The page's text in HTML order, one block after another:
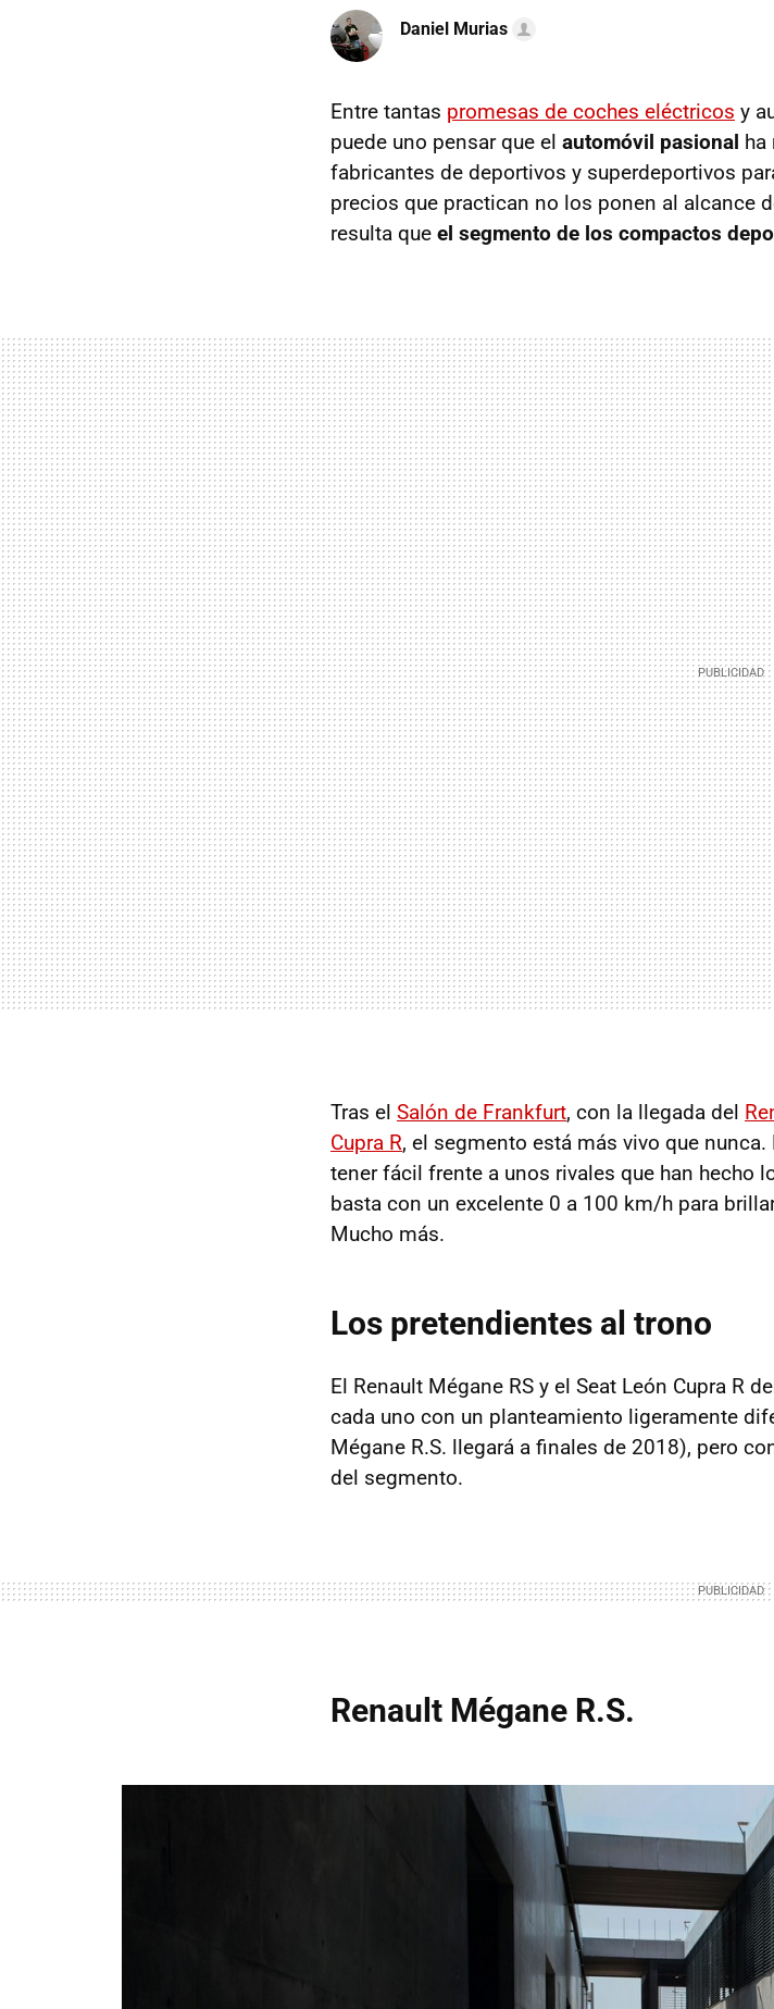
Daniel Murias
Entre tantas promesas de coches eléctricos y
puede uno pensar que el automóvil pasional ha
fabricantes de deportivos y superdeportivos
precios que practican no los ponen al alcance
resulta que el segmento de los compactos
Tras el Salón de Frankfurt, con la llegada del
Cupra R, el segmento está más vivo que
tener fácil frente a unos rivales que han hecho
basta con un excelente 0 a 100 km/h para
Mucho más.
Los pretendientes al trono
El Renault Mégane RS y el Seat León Cupra R
cada uno con un planteamiento ligeramente
Mégane R.S. llegará a finales de 2018), pero
del segmento.
Renault Mégane R.S.